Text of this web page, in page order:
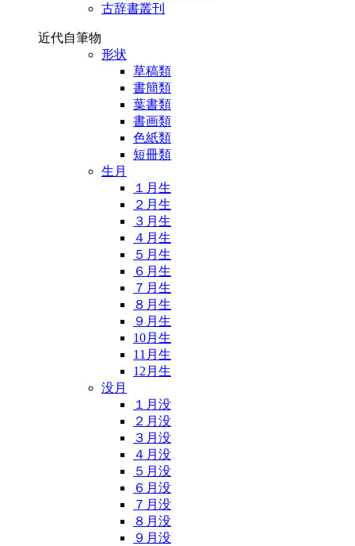
古辞書叢刊
近代自筆物
形状
草稿類
書簡類
葉書類
書画類
色紙類
短冊類
生月
１月生
２月生
３月生
４月生
５月生
６月生
７月生
８月生
９月生
10月生
11月生
12月生
没月
１月没
２月没
３月没
４月没
５月没
６月没
７月没
８月没
９月没